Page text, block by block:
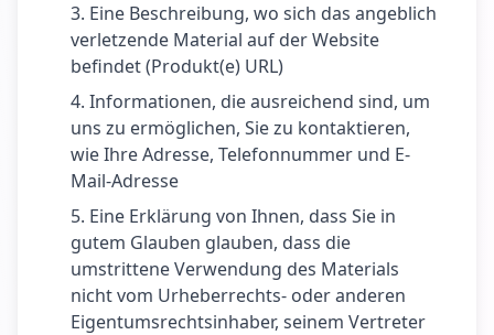
Eine Beschreibung, wo sich das angeblich
verletzende Material auf der Website
befindet (Produkt(e) URL)
Informationen, die ausreichend sind, um
uns zu ermöglichen, Sie zu kontaktieren,
wie Ihre Adresse, Telefonnummer und E-
Mail-Adresse
Eine Erklärung von Ihnen, dass Sie in
gutem Glauben glauben, dass die
umstrittene Verwendung des Materials
nicht vom Urheberrechts- oder anderen
Eigentumsrechtsinhaber, seinem Vertreter